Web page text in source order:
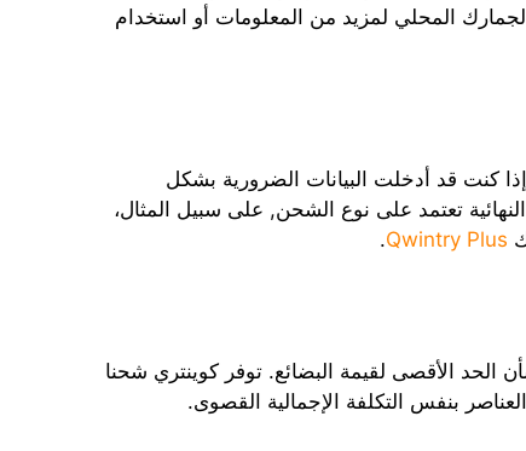
المحلي لمزيد من المعلومات أو استخدام
كنت قد أدخلت البيانات الضرورية بشكل
تعتمد على نوع الشحن, على سبيل المثال،
Qwintry Plus
.
الأقصى لقيمة البضائع. توفر كوينتري شحنا